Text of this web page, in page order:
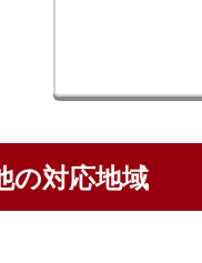
の対応地域